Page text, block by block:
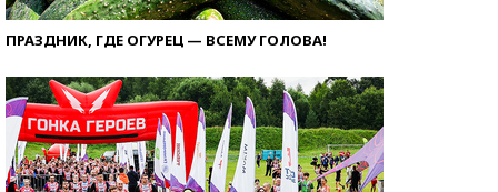
ПРАЗДНИК, ГДЕ ОГУРЕЦ — ВСЕМУ ГОЛОВА!